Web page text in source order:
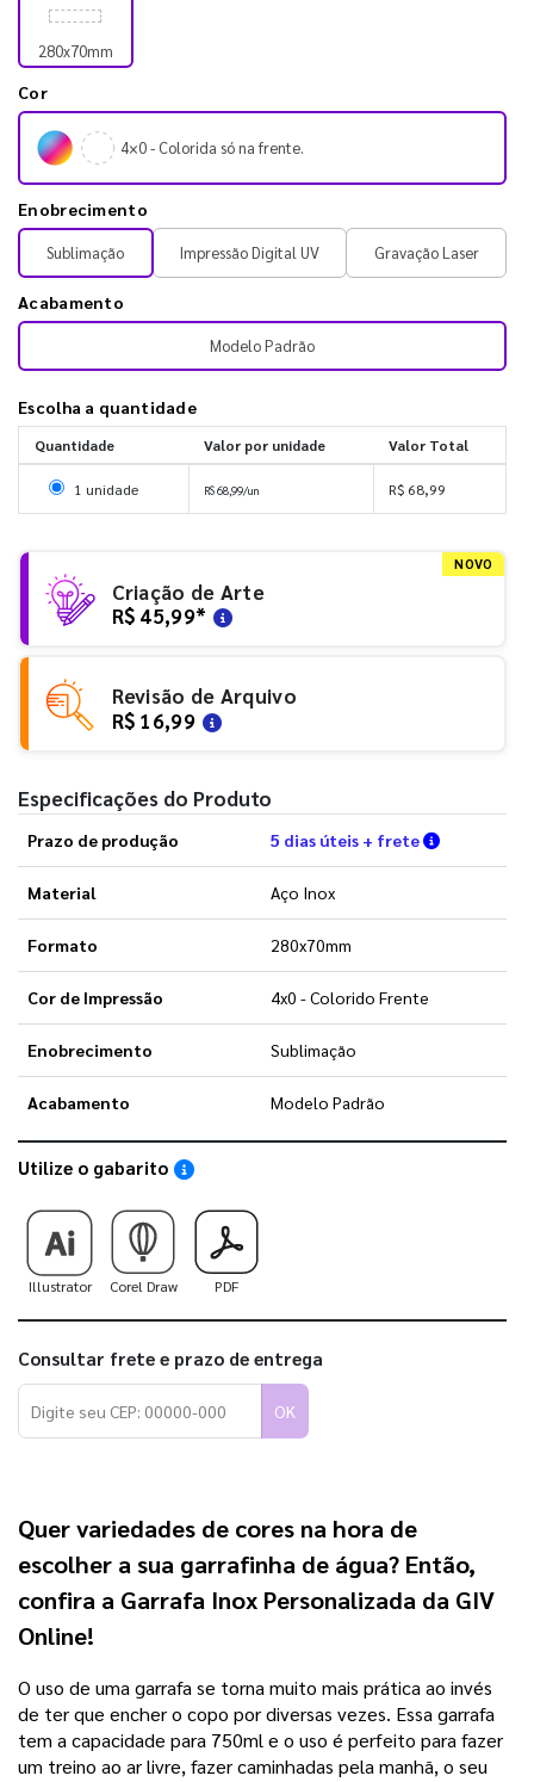
280x70mm
Cor
4×0 - Colorida só na frente.
Enobrecimento
Sublimação Impressão Digital UV Gravação Laser
Acabamento
Modelo Padrão
Escolha a quantidade
Quantidade Valor por unidade Valor Total
Selecionar 1 unidade
1 unidade R$ 68,99/un R$ 68,99
NOVO
Criação de Arte
R$ 45,99*
Revisão de Arquivo
R$ 16,99
Especificações do Produto
Prazo de produção 5 dias úteis + frete Verifique
Material Aço Inox
Formato 280x70mm
Cor de Impressão 4x0 - Colorido Frente
Enobrecimento Sublimação
Acabamento Modelo Padrão
Utilize o gabarito Saiba como utilizar os nossos gabaritos
Illustrator Corel Draw PDF
Consultar frete e prazo de entrega
OK
Quer variedades de cores na hora de
escolher a sua garrafinha de água? Então,
confira a Garrafa Inox Personalizada da GIV
Online!
O uso de uma garrafa se torna muito mais prática ao invés
de ter que encher o copo por diversas vezes. Essa garrafa
tem a capacidade para 750ml e o uso é perfeito para fazer
um treino ao ar livre, fazer caminhadas pela manhã, o seu